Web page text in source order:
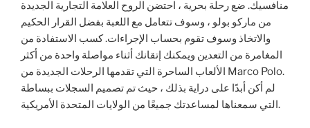
منافسيك. ضع رحلة بحرية ، احتضن الروح العلامة التجارية الجديدة
من ماركو بولو ، وسوف تتعامل مع اللعبة بفضل القرار الحكيم
والاتخاذ وسوف تقوم بحساب الإجراءات. كسب الاستفادة من
المغامرة من التعدين ويمكنك إتقانك أثناء مواصلة واحدة من أكثر
الألعاب الساحرة التي تقدمها الرحلات الجديدة من Marco Polo.
لم أكن أبدًا على دراية بذلك ، حيث تم تصميم السجلات ببساطة
التي سمعناها لمساعدتك جميعًا من الولايات المتحدة الأمريكية.